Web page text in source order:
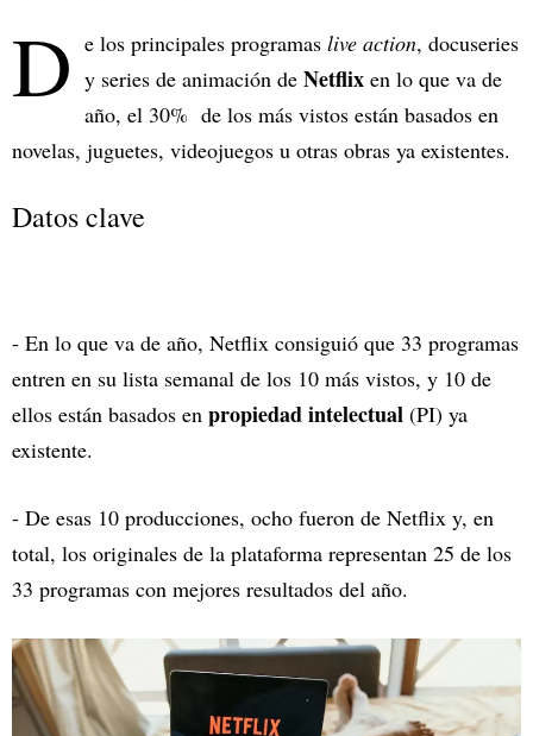
D e los principales programas live action, docuseries
y series de animación de Netflix en lo que va de
año, el 30% de los más vistos están basados en
novelas, juguetes, videojuegos u otras obras ya existentes.
Datos clave
- En lo que va de año, Netflix consiguió que 33 programas
entren en su lista semanal de los 10 más vistos, y 10 de
ellos están basados en propiedad intelectual (PI) ya
existente.
- De esas 10 producciones, ocho fueron de Netflix y, en
total, los originales de la plataforma representan 25 de los
33 programas con mejores resultados del año.